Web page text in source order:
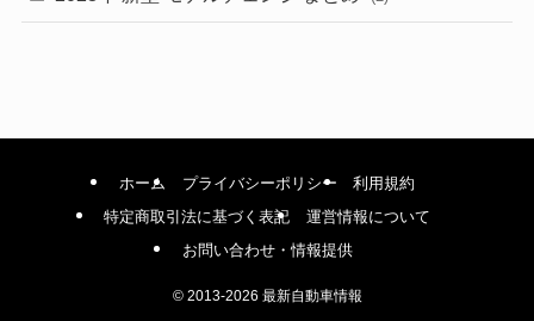
ホーム プライバシーポリシー
利用規約
特定商取引法に基づく表記
運営情報について
お問い合わせ・情報提供
©2013-2026 最新自動車情報